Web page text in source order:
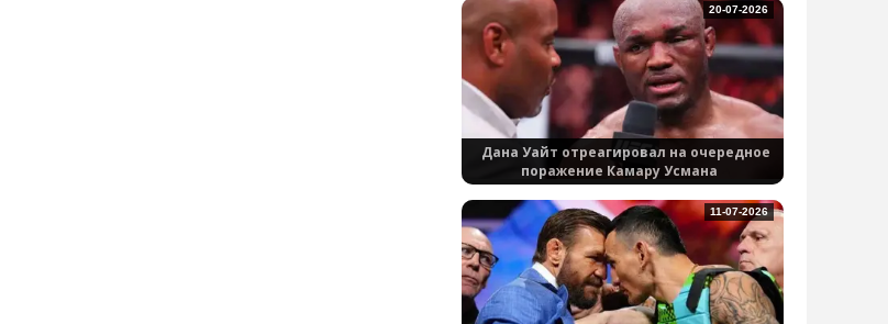
Дана Уайт отреагировал на очередное
поражение Камару Усмана
20-07-2026
11-07-2026